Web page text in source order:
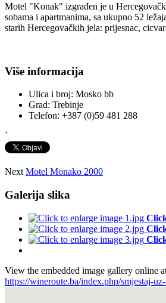
Motel "Konak" izgrađen je u
sobama i apartmanima, sa ukupno 52
starih Hercegovačkih jela: prijesnac,
Više informacija
Ulica i broj: Mosko bb
Grad: Trebinje
Telefon: +387 (0)59 481 288
`
Next Motel Monako 2000
Galerija slika
View the embedded image gallery online
https://wineroute.ba/index.php/smjestaj-